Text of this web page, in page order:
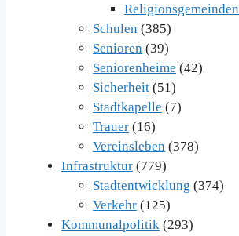
Religionsgemeinden
Schulen (385)
Senioren (39)
Seniorenheime (42)
Sicherheit (51)
Stadtkapelle (7)
Trauer (16)
Vereinsleben (378)
Infrastruktur (779)
Stadtentwicklung (374)
Verkehr (125)
Kommunalpolitik (293)